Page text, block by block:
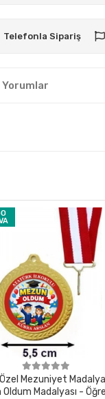
Telefonla Sipariş
Yorumlar
Mezuniyet
Oldum Madalyası -